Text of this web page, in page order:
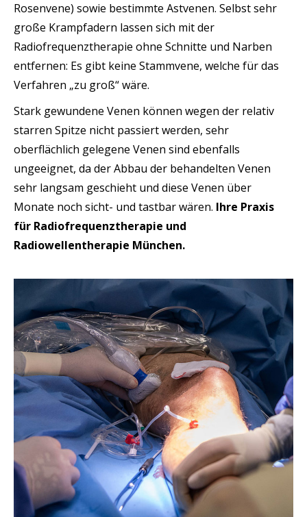
Rosenvene) sowie bestimmte Astvenen. Selbst sehr
große Krampfadern lassen sich mit der
Radiofrequenztherapie ohne Schnitte und Narben
entfernen: Es gibt keine Stammvene, welche für das
Verfahren „zu groß“ wäre.
Stark gewundene Venen können wegen der relativ
starren Spitze nicht passiert werden, sehr
oberflächlich gelegene Venen sind ebenfalls
ungeeignet, da der Abbau der behandelten Venen
sehr langsam geschieht und diese Venen über
Monate noch sicht- und tastbar wären. Ihre Praxis
für Radiofrequenztherapie und
Radiowellentherapie München.